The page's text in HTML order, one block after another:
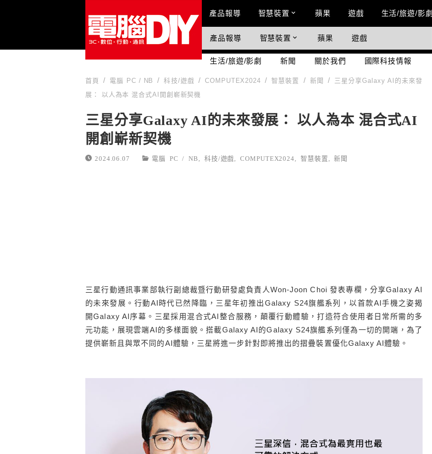
Main Menu
產品報導 智慧裝置 蘋果 遊戲 生活/旅遊/影劇
國際科技情報
產品報導 智慧裝置 蘋果 遊戲
生活/旅遊/影劇 新聞 關於我們 國際科技情報
首頁 電腦 PC / NB 科技/遊戲 COMPUTEX2024 智慧裝置 新聞
三星分享Galaxy AI的未來發
展： 以人為本 混合式AI開創嶄新契機
三星分享Galaxy AI的未來發展： 以人為本 混合式AI
開創嶄新契機
2024.06.07 電腦 PC / NB 科技/遊戲 ,COMPUTEX2024 智慧裝置 ,新聞
三星行動通訊事業部執行副總裁暨行動研發處負責人Won-Joon Choi 發表專欄，分享Galaxy AI
的未來發展。行動AI時代已然降臨，三星年初推出Galaxy S24旗艦系列，以首款AI手機之姿揭
開Galaxy AI序幕。三星採用混合式AI整合服務，顛覆行動體驗，打造符合使用者日常所需的多
元功能，展現雲端AI的多樣面貌。搭載Galaxy AI的Galaxy S24旗艦系列僅為一切的開端，為了
提供嶄新且與眾不同的AI體驗，三星將進一步針對即將推出的摺疊裝置優化Galaxy AI體驗。